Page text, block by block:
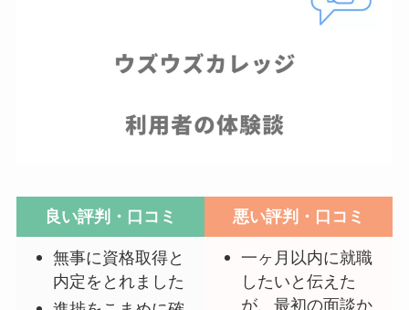
良い評判・口コミ 悪い評判・口コミ
無事に資格取得と
内定をとれました
一ヶ月以内に就職
したいと伝えた
が、最初の面談か